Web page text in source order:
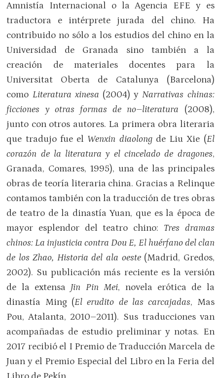
Amnistía Internacional o la Agencia EFE y es
traductora e intérprete jurada del chino. Ha
contribuido no sólo a los estudios del chino en la
Universidad de Granada sino también a la
creación de materiales docentes para la
Universitat Oberta de Catalunya (Barcelona)
como Literatura xinesa (2004) yNarrativas chinas:
ficciones y otras formas de no–literatura (2008),
junto con otros autores. La primera obra literaria
que tradujo fue el Wenxin diaolong de Liu Xie (El
corazón de la literatura y el cincelado de dragones,
Granada, Comares, 1995), una de las principales
obras de teoría literaria china. Gracias a Relinque
contamos también con la traducción de tres obras
de teatro de la dinastía Yuan, que es la época de
mayor esplendor del teatro chino: Tres dramas
chinos: La injusticia contra Dou E, El huérfano del clan
de los Zhao, Historia del ala oeste (Madrid, Gredos,
2002). Su publicación más reciente es la versión
de la extensa Jin Pin Mei, novela erótica de la
dinastía Ming (El erudito de las carcajadas, Mas
Pou, Atalanta, 2010–2011). Sus traducciones van
acompañadas de estudio preliminar y notas. En
2017 recibió el I Premio de Traducción Marcela de
Juan y el Premio Especial del Libro en la Feria del